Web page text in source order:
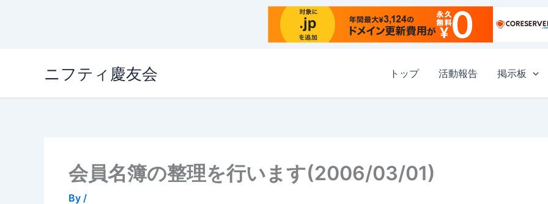
ニフティ慶友会 トップ 活動報告 掲示板
会員名簿の整理を行います(2006/03/01)
By /